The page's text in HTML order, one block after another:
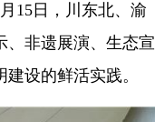
15日，川东北、渝
、非遗展演、生态宣
设的鲜活实践。